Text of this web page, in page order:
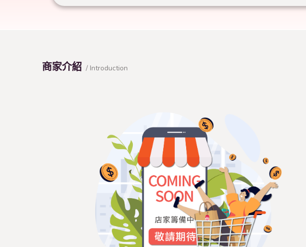
商家介紹 / Introduction